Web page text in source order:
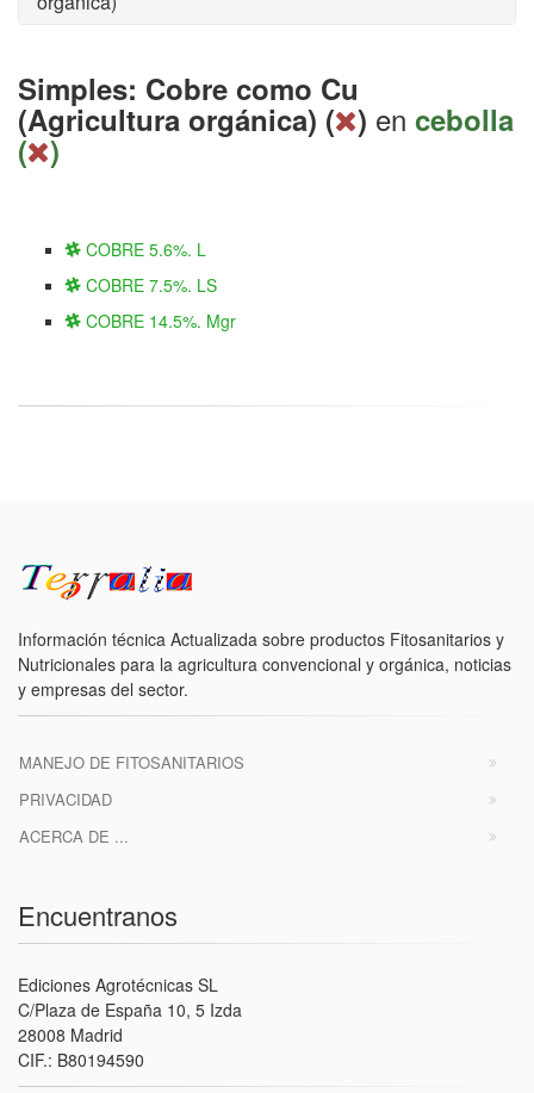
Simples: Cobre como Cu
(Agricultura orgánica) ( ) en cebolla
( )
COBRE 5.6%. L
COBRE 7.5%. LS
COBRE 14.5%. Mgr
Información técnica Actualizada sobre productos Fitosanitarios y
Nutricionales para la agricultura convencional y orgánica, noticias
y empresas del sector.
MANEJO DE FITOSANITARIOS
PRIVACIDAD
ACERCA DE ...
Encuentranos
Ediciones Agrotécnicas SL
C/Plaza de España 10, 5 Izda
28008 Madrid
CIF.: B80194590